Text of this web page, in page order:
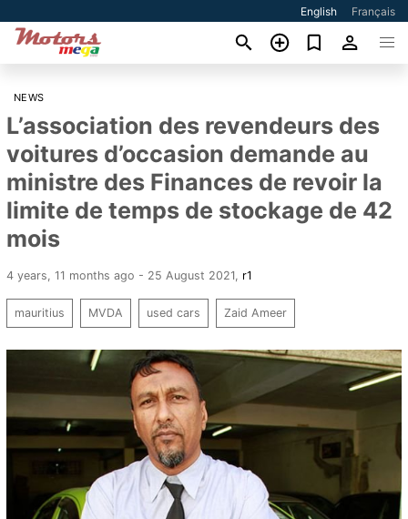
English Français
NEWS
L’association des revendeurs des
voitures d’occasion demande au
ministre des Finances de revoir la
limite de temps de stockage de 42
mois
4 years, 11 months ago - 25 August 2021 r1
mauritius MVDA used cars Zaid Ameer